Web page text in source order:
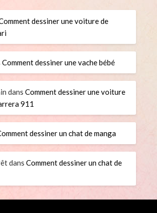
dessiner une voiture de
Comment dessiner une vache bébé
dansComment dessiner une voiture
911
dessiner un chat de manga
dansComment dessiner un chat de